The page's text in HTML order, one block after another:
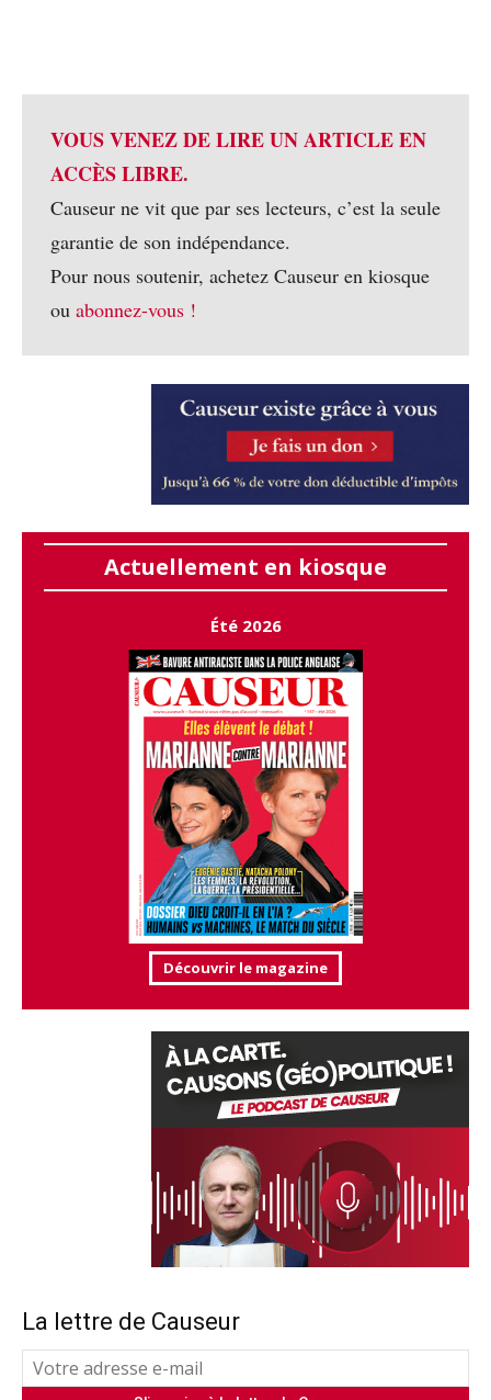
VOUS VENEZ DE LIRE UN ARTICLE EN
ACCÈS LIBRE.
Causeur ne vit que par ses lecteurs, c’est la seule
garantie de son indépendance.
Pour nous soutenir, achetez Causeur en kiosque
ou abonnez-vous !
Actuellement en kiosque
Été 2026
Découvrir le magazine
La lettre de Causeur